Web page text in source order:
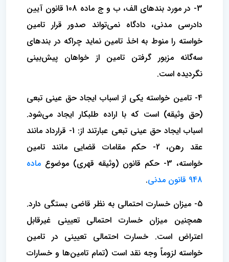
3- در مورد بندهای الف، ب و ج ماده 108 قانون آیین
دادرسی مدنی، دادگاه نمی‌تواند صدور قرار تامین
خواسته را منوط به اخذ تامین نماید چراکه در بندهای
سه‌گانه مزبور گرفتن تامین از خواهان پیش‌بینی
نگردیده است.
4- تامین خواسته یکی از اسباب ایجاد حق عینی تبعی
(حق وثیقه) است که با اراده طلبکار ایجاد می‌شود.
اسباب ایجاد حق عینی تبعی عبارتند از: 1- قرارداد مانند
عقد رهن، 2- حکم مقامات قضایی مانند تامین
خواسته، 3- حکم قانون (وثیقه قهری) موضوع
ماده
948 قانون مدنی
.
5- میزان خسارت احتمالی به نظر قاضی بستگی دارد.
همچنین میزان خسارت احتمالی تعیینی غیرقابل
اعتراض است. خسارت احتمالی تعیینی در تامین
خواسته لزوماً وجه نقد است (تمام تامین‌ها و خسارات